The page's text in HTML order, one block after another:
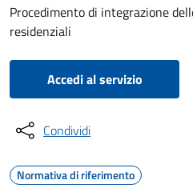
Procedimento di integrazione
residenziali
Accedi al servizio
Condividi
Normativa di riferimento